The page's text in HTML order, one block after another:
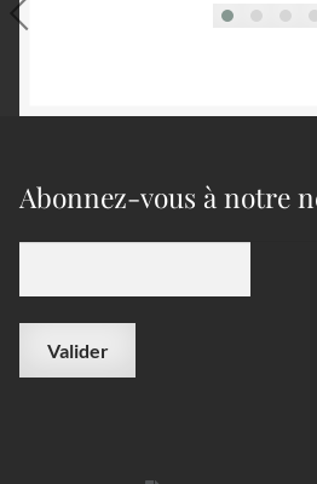
Abonnez-vous à notre